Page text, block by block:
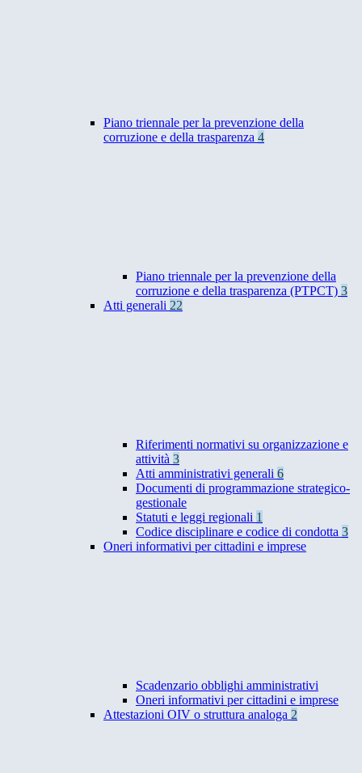
Piano triennale per la prevenzione della
corruzione e della trasparenza 4
Piano triennale per la prevenzione della
corruzione e della trasparenza (PTPCT) 3
Atti generali 22
Riferimenti normativi su organizzazione e
attività 3
Atti amministrativi generali 6
Documenti di programmazione strategico-
gestionale
Statuti e leggi regionali 1
Codice disciplinare e codice di condotta 3
Oneri informativi per cittadini e imprese
Scadenzario obblighi amministrativi
Oneri informativi per cittadini e imprese
Attestazioni OIV o struttura analoga 2